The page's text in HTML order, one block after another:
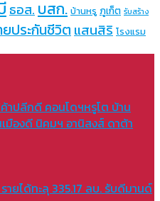
ธอส. บสก. บ้านหรู ภูเก็ต รับสร้าง
ยประกันชีวิต แสนสิริ โรงแรม
าปลีกดี คอนโดฯหรูโต บ้าน
องดี นิคมฯ อานิสงส์ ดาต้า
ายได้ทะลุ 335.17 ลบ. รับดีมานด์